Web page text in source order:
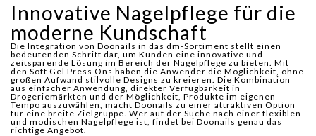
Innovative Nagelpflege für die
moderne Kundschaft
Die Integration von Doonails in das dm-Sortiment stellt einen
bedeutenden Schritt dar, um Kunden eine innovative und
zeitsparende Lösung im Bereich der Nagelpflege zu bieten. Mit
den Soft Gel Press Ons haben die Anwender die Möglichkeit, ohne
großen Aufwand stilvolle Designs zu kreieren. Die Kombination
aus einfacher Anwendung, direkter Verfügbarkeit in
Drogeriemärkten und der Möglichkeit, Produkte im eigenen
Tempo auszuwählen, macht Doonails zu einer attraktiven Option
für eine breite Zielgruppe. Wer auf der Suche nach einer flexiblen
und modischen Nagelpflege ist, findet bei Doonails genau das
richtige Angebot.